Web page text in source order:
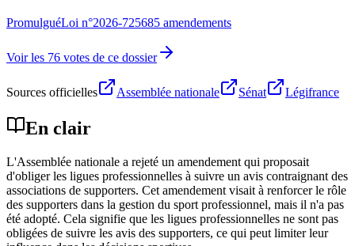
PromulguéLoi n°2026-725685 amendements
Voir les 76 votes de ce dossier
Sources officielles Assemblée nationale Sénat Légifrance
En clair
L'Assemblée nationale a rejeté un amendement qui proposait
d'obliger les ligues professionnelles à suivre un avis contraignant des
associations de supporters. Cet amendement visait à renforcer le rôle
des supporters dans la gestion du sport professionnel, mais il n'a pas
été adopté. Cela signifie que les ligues professionnelles ne sont pas
obligées de suivre les avis des supporters, ce qui peut limiter leur